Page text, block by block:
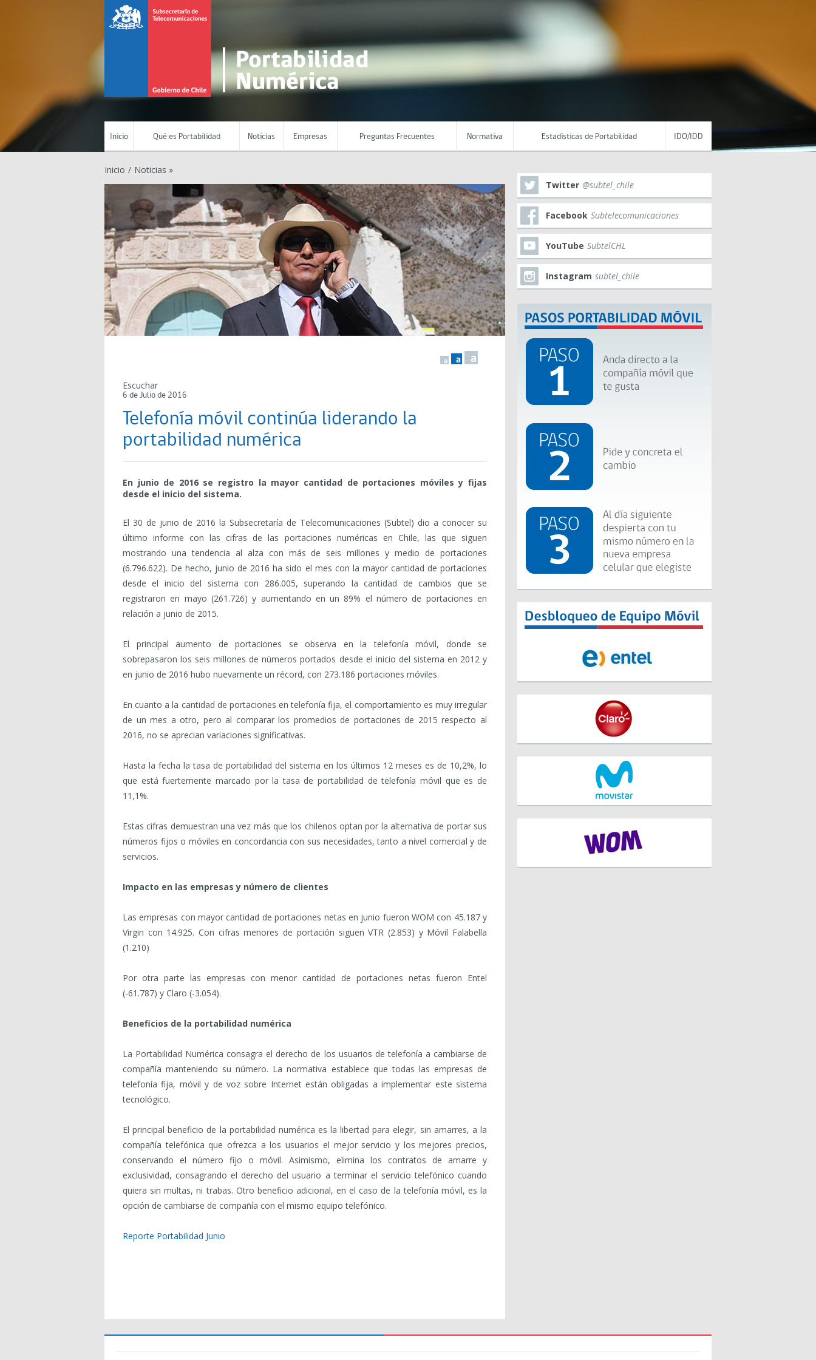
Inicio Qué es Portabilidad Noticias Empresas Preguntas Frecuentes Normativa Estadísticas de Portabilidad IDO/IDD
Inicio / Noticias »
a a a
Escuchar
6 de Julio de 2016
Telefonía móvil continúa liderando la
portabilidad numérica
En junio de 2016 se registro la mayor cantidad de portaciones móviles y fijas
desde el inicio del sistema.
El 30 de junio de 2016 la Subsecretaría de Telecomunicaciones (Subtel) dio a conocer su
último informe con las cifras de las portaciones numéricas en Chile, las que siguen
mostrando una tendencia al alza con más de seis millones y medio de portaciones
(6.796.622). De hecho, junio de 2016 ha sido el mes con la mayor cantidad de portaciones
desde el inicio del sistema con 286.005, superando la cantidad de cambios que se
registraron en mayo (261.726) y aumentando en un 89% el número de portaciones en
relación a junio de 2015.
El principal aumento de portaciones se observa en la telefonía móvil, donde se
sobrepasaron los seis millones de números portados desde el inicio del sistema en 2012 y
en junio de 2016 hubo nuevamente un récord, con 273.186 portaciones móviles.
En cuanto a la cantidad de portaciones en telefonía fija, el comportamiento es muy irregular
de un mes a otro, pero al comparar los promedios de portaciones de 2015 respecto al
2016, no se aprecian variaciones significativas.
Hasta la fecha la tasa de portabilidad del sistema en los últimos 12 meses es de 10,2%, lo
que está fuertemente marcado por la tasa de portabilidad de telefonía móvil que es de
11,1%.
Estas cifras demuestran una vez más que los chilenos optan por la alternativa de portar sus
números fijos o móviles en concordancia con sus necesidades, tanto a nivel comercial y de
servicios.
Impacto en las empresas y número de clientes
Las empresas con mayor cantidad de portaciones netas en junio fueron WOM con 45.187 y
Virgin con 14.925. Con cifras menores de portación siguen VTR (2.853) y Móvil Falabella
(1.210)
Por otra parte las empresas con menor cantidad de portaciones netas fueron Entel
(-61.787) y Claro (-3.054).
Beneficios de la portabilidad numérica
La Portabilidad Numérica consagra el derecho de los usuarios de telefonía a cambiarse de
compañía manteniendo su número. La normativa establece que todas las empresas de
telefonía fija, móvil y de voz sobre Internet están obligadas a implementar este sistema
tecnológico.
El principal beneficio de la portabilidad numérica es la libertad para elegir, sin amarres, a la
compañía telefónica que ofrezca a los usuarios el mejor servicio y los mejores precios,
conservando el número fijo o móvil. Asimismo, elimina los contratos de amarre y
exclusividad, consagrando el derecho del usuario a terminar el servicio telefónico cuando
quiera sin multas, ni trabas. Otro beneficio adicional, en el caso de la telefonía móvil, es la
opción de cambiarse de compañía con el mismo equipo telefónico.
Reporte Portabilidad Junio
Twitter @subtel_chile
Facebook Subtelecomunicaciones
YouTube SubtelCHL
Instagram subtel_chile